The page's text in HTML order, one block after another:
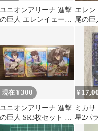
ユニオンアリーナ 進撃
の巨人 エレンイェーガ
エレン
尾の巨
ッカ
ンア
現在 ¥300
ユニオンアリーナ 進撃
の巨人 SR3枚セット リ
ヴァイ、ミカサ
¥
ミカサ
星2パ